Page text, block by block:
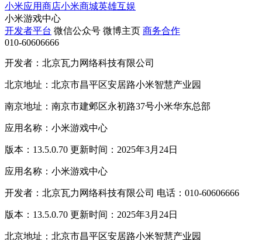
小米应用商店小米商城英雄互娱
小米游戏中心
开发者平台 微信公众号 微博主页 商务合作
010-60606666
开发者：北京瓦力网络科技有限公司
北京地址：北京市昌平区安居路小米智慧产业园
南京地址：南京市建邺区永初路37号小米华东总部
应用名称：小米游戏中心
版本：13.5.0.70 更新时间：2025年3月24日
应用名称：小米游戏中心
开发者：北京瓦力网络科技有限公司 电话：010-60606666
版本：13.5.0.70 更新时间：2025年3月24日
北京地址：北京市昌平区安居路小米智慧产业园